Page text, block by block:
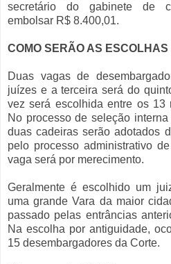
secretário do gabinete de
embolsar R$ 8.400,01.
COMO SERÃO AS ESCOLHAS
Duas vagas de
juízes e a terceira será do
vez será escolhida entre os 13
No processo de seleção
duas cadeiras serão adotados
pelo processo administrativo
vaga será por merecimento.
Geralmente é escolhido um
uma grande Vara da maior
passado pelas entrâncias
Na escolha por antiguidade,
15 desembargadores da Corte.